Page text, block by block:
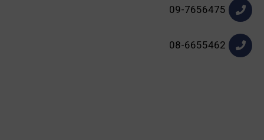
09-7656475
08-6655462